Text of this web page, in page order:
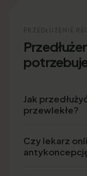
PRZEDŁUŻENIE
Jak
przewlekłe?
Czy lekarz